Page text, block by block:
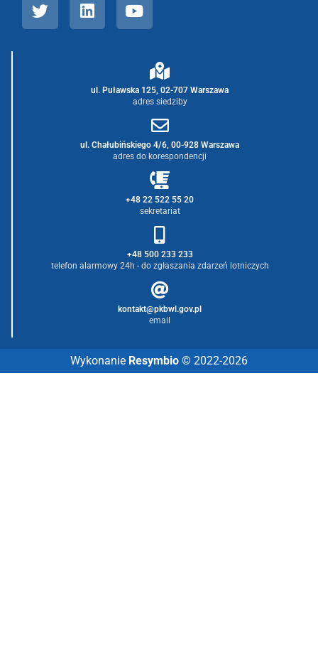
ul. Puławska 125, 02-707 Warszawa
adres siedziby
ul. Chałubińskiego 4/6, 00-928 Warszawa
adres do korespondencji
+48 22 522 55 20
sekretariat
+48 500 233 233
telefon alarmowy 24h - do zgłaszania zdarzeń lotniczych
kontakt@pkbwl.gov.pl
email
Wykonanie Resymbio © 2022-2026